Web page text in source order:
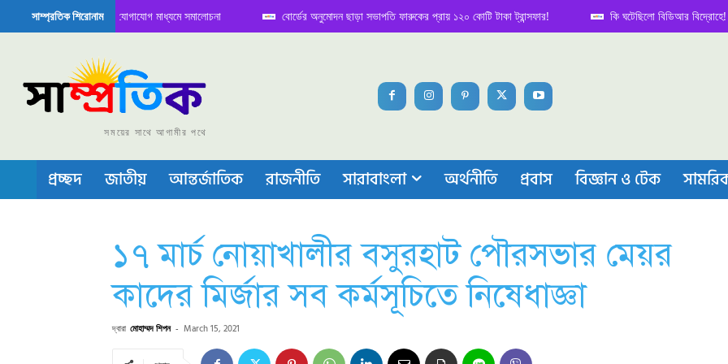
সাম্প্রতিক শিরোনাম
বৈঠক নিয়ে সামাজিক যোগাযোগ মাধ্যমে সমালোচনা বোর্ডের অনুমোদন ছাড়া সভাপতি ফারুকের প্রায় ১২০ কোটি টাকা ট্রান্সফার! কি ঘটেছিলো বিডিআর বিদ্রোহে! নেপথ্য
বা চীপ তৈরিতে নিজের শক্ত অবস্থান জানান দিচ্ছে চীন
সময়ের সাথে আগামীর পথে
প্রচ্ছদ জাতীয় আন্তর্জাতিক রাজনীতি সারাবাংলা অর্থনীতি প্রবাস বিজ্ঞান ও টেক
১৭ মার্চ নোয়াখালীর বসুরহাট পৌরসভার মেয়র
কাদের মির্জার সব কর্মসূচিতে নিষেধাজ্ঞা
দ্বারা মোহাম্মদ শিপন - March 15, 2021